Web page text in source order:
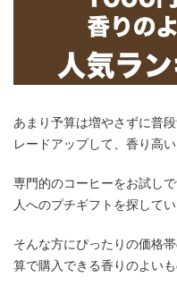
あまり予算は増やさずに普
レードアップして、香り高
専門的のコーヒーをお試し
人へのプチギフトを探してい
そんな方にぴったりの価格
算で購入できる香りのよい